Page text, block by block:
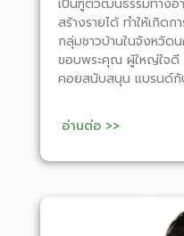
เป็นฑูตวัฒนธรรมทางอ
สร้างรายได้ ทำให้เกิดก
กลุ่มชาวบ้านในจังหวัด
ขอบพระคุณ ผู้ใหญ่ใจดี
คอยสนับสนุน แบรนด์กั
อ่านต่อ >>